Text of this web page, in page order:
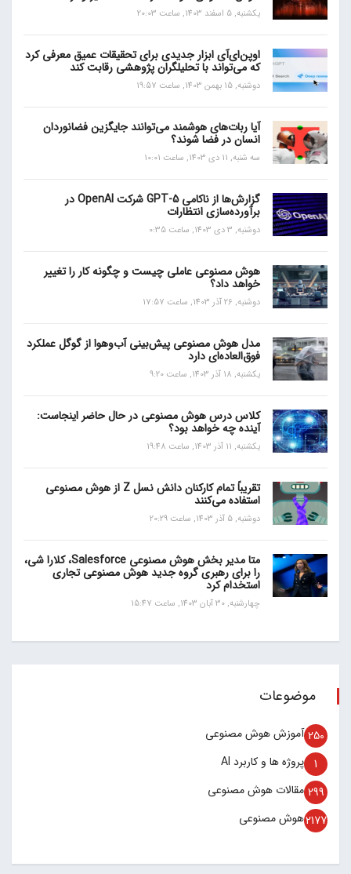
یکشنبه, 5 اسفند 1403, ساعت 20:03
اوپن‌ای‌آی ابزار جدیدی برای تحقیقات عمیق معرفی کرد
که می‌تواند با تحلیلگران پژوهشی رقابت کند
دوشنبه, 15 بهمن 1403, ساعت 19:57
آیا ربات‌های هوشمند می‌توانند جایگزین فضانوردان
انسان در فضا شوند؟
سه شنبه, 11 دی 1403, ساعت 10:01
گزارش‌ها از ناکامی GPT-5 شرکت OpenAI در
برآورده‌سازی انتظارات
دوشنبه, 3 دی 1403, ساعت 0:35
هوش مصنوعی عاملی چیست و چگونه کار را تغییر
خواهد داد؟
دوشنبه, 26 آذر 1403, ساعت 17:57
مدل هوش مصنوعی پیش‌بینی آب‌و‌هوا از گوگل عملکرد
فوق‌العاده‌ای دارد
یکشنبه, 18 آذر 1403, ساعت 9:20
کلاس درس هوش مصنوعی در حال حاضر اینجاست:
آینده چه خواهد بود؟
یکشنبه, 11 آذر 1403, ساعت 19:48
تقریباً تمام کارکنان دانش نسل Z از هوش مصنوعی
استفاده می‌کنند
دوشنبه, 5 آذر 1403, ساعت 20:29
متا مدیر بخش هوش مصنوعی Salesforce، کلارا شی،
را برای رهبری گروه جدید هوش مصنوعی تجاری
استخدام کرد
چهارشنبه, 30 آبان 1403, ساعت 15:47
موضوعات
آموزش هوش مصنوعی 250
پروژه ها و کاربرد AI 1
مقالات هوش مصنوعی 299
هوش مصنوعی2177